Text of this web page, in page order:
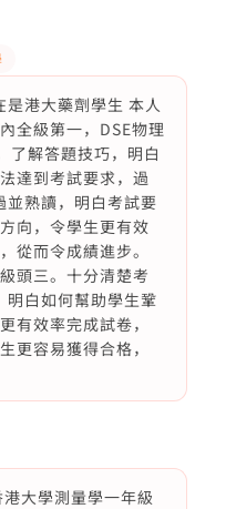
港大藥劑學生 本人
全級第一，DSE物理
解答題技巧，明白
達到考試要求，過
熟讀，明白考試要
向，令學生更有效
從而令成績進步。
頭三。十分清楚考
明白如何幫助學生鞏
有效率完成試卷，
更容易獲得合格，
大學測量學一年級